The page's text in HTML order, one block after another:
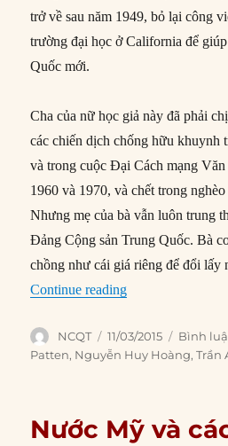
trở về sau năm 1949, bỏ lại công
trường đại học ở California để
Quốc mới.
Cha của nữ học giả này đã phải
các chiến dịch chống hữu khuynh
và trong cuộc Đại Cách mạng
1960 và 1970, và chết trong
Nhưng mẹ của bà vẫn luôn trung
Đảng Cộng sản Trung Quốc. Bà
chồng như cái giá riêng để đổi lấy
Continue reading“Thế lưỡng nan
Author
NCQT
Posted
on
11/03/2015 Bình
Patten, Nguyễn Huy Hoàng,Trần
Nước Mỹ và